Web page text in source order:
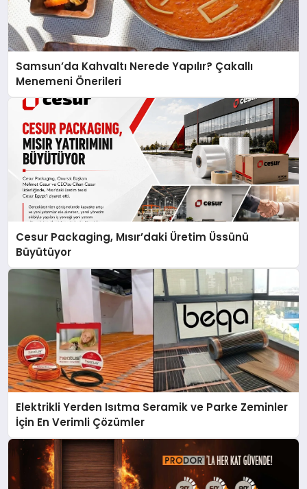
Samsun’da Kahvaltı Nerede Yapılır? Çakallı
Menemeni Önerileri
Cesur Packaging, Mısır’daki Üretim Üssünü
Büyütüyor
Elektrikli Yerden Isıtma Seramik ve Parke Zeminler
İçin En Verimli Çözümler